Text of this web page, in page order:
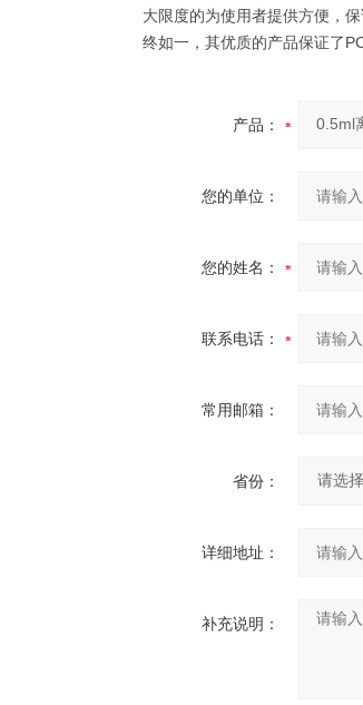
大限度的为使用者提供方便，
终如一，其优质的产品保证了
产品：
您的单位：
您的姓名：
联系电话：
常用邮箱：
省份：
详细地址：
补充说明：